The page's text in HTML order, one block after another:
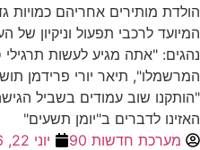
הולדת מותירים אחריהם כמויות
המיועד לרכבי תפעול וניקיון של
נהגים: "אתה מגיע לעשות
המרשמלו", תיאר יורי פרידמן
"הותקנו שוב עמודים בשביל
האזינו לדברים ב"יומן תשעים"
מערכת חדשות 90
יוני 22, 2026